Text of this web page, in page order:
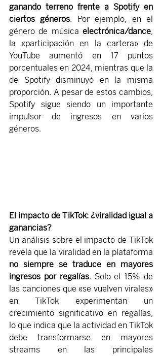
ganando terreno frente a Spotify en
ciertos géneros. Por ejemplo, en el
género de música electrónica/dance,
la «participación en la cartera» de
YouTube aumentó en 17 puntos
porcentuales en 2024, mientras que la
de Spotify disminuyó en la misma
proporción. A pesar de estos cambios,
Spotify sigue siendo un importante
impulsor de ingresos en varios
géneros.
El impacto de TikTok: ¿viralidad igual a
ganancias?
Un análisis sobre el impacto de TikTok
no siempre se traduce en mayores
ingresos por regalías. Solo el 15% de
las canciones que «se vuelven virales»
en TikTok experimentan un
crecimiento significativo en regalías,
lo que indica que la actividad en TikTok
debe transformarse en mayores
streams en las principales